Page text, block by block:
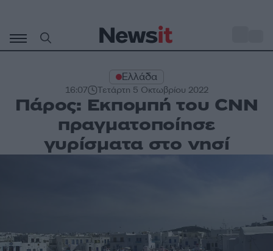
περιεχόμενο
Ελλάδα
16:07 Τετάρτη 5 Οκτωβρίου 2022
Πάρος: Εκπομπή του CNN
πραγματοποίησε
γυρίσματα στο νησί